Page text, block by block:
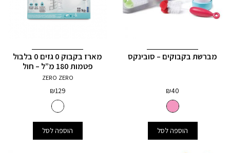
מברשת בקבוקים – סובינקס
₪40
הוספה לסל
מארז בקבוק 0 גזים 0 בלבול
פטמות 180 מ”ל – חול
ZERO ZERO
₪129
הוספה לסל